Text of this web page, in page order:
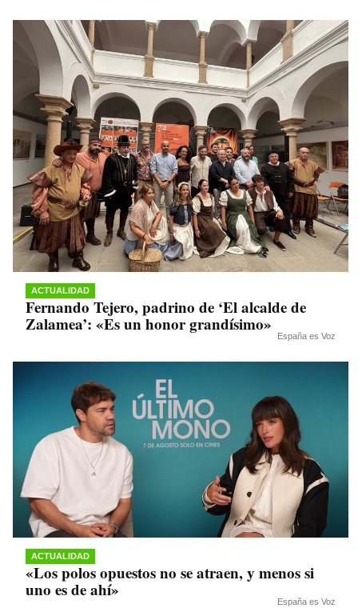
ACTUALIDAD
Fernando Tejero, padrino de ‘El alcalde de
Zalamea’: «Es un honor grandísimo»
España es Voz
ACTUALIDAD
«Los polos opuestos no se atraen, y menos si
uno es de ahí»
España es Voz